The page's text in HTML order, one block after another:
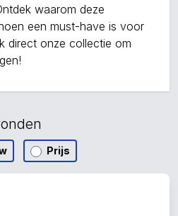
waarom deze
een must-have is voor
direct onze collectie om
Prijs